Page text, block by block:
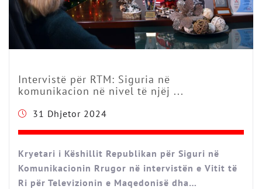
Intervistë për RTM: Siguria në
komunikacion në nivel të njëj ...
31 Dhjetor 2024
Kryetari i Këshillit Republikan për Siguri në
Komunikacionin Rrugor në intervistën e Vitit të
Ri për Televizionin e Maqedonisë dha…